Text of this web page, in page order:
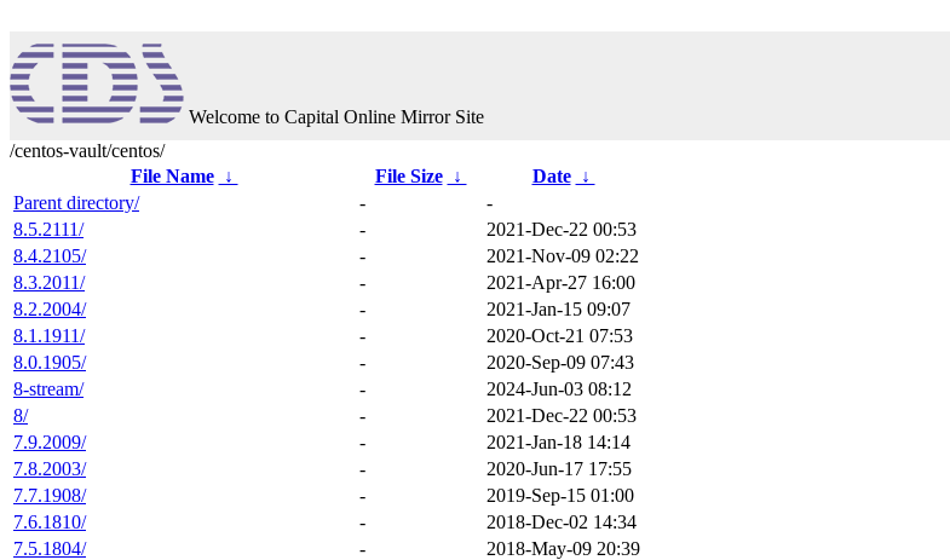
Welcome to Capital Online Mirror Site
/centos-vault/centos/
File Name
↓ File Size ↓ Date
↓
Parent directory/
-
-
8.5.2111/
-
2021-Dec-22 00:53
8.4.2105/
-
2021-Nov-09 02:22
8.3.2011/
-
2021-Apr-27 16:00
8.2.2004/
-
2021-Jan-15 09:07
8.1.1911/
-
2020-Oct-21 07:53
8.0.1905/
-
2020-Sep-09 07:43
8-stream/
-
2024-Jun-03 08:12
8/
-
2021-Dec-22 00:53
7.9.2009/
-
2021-Jan-18 14:14
7.8.2003/
-
2020-Jun-17 17:55
7.7.1908/
-
2019-Sep-15 01:00
7.6.1810/
-
2018-Dec-02 14:34
7.5.1804/
-
2018-May-09 20:39